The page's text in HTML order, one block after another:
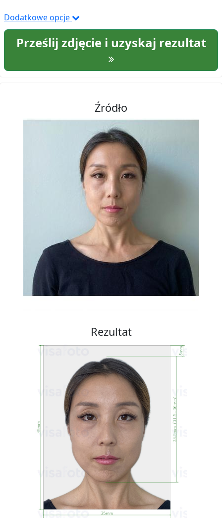
Dodatkowe opcje
Prześlij zdjęcie i uzyskaj rezultat
Źródło
Rezultat